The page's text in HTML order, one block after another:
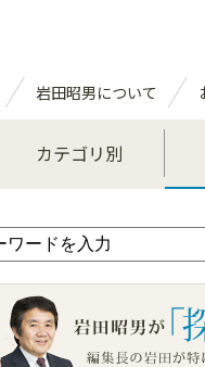
岩田昭男について
カテゴリ別